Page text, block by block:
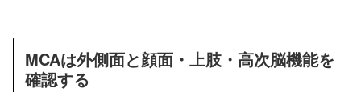
MCAは外側面と顔面・上肢・高次脳機能を
確認する